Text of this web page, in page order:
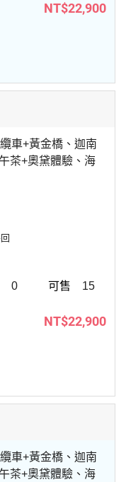
NT$22,900
車+黃金橋、迦南
茶+奧黛體驗、海
0 15
NT$22,900
車+黃金橋、迦南
茶+奧黛體驗、海